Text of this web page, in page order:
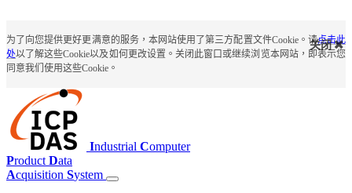
为了向您提供更好更满意的服务，本网站使用了第三方配置文件Cookie。请点击此
处以了解这些Cookie以及如何更改设置。关闭此窗口或继续浏览本网站，即表示您
同意我们使用这些Cookie。
关闭
Industrial Computer
Product Data
Acquisition System